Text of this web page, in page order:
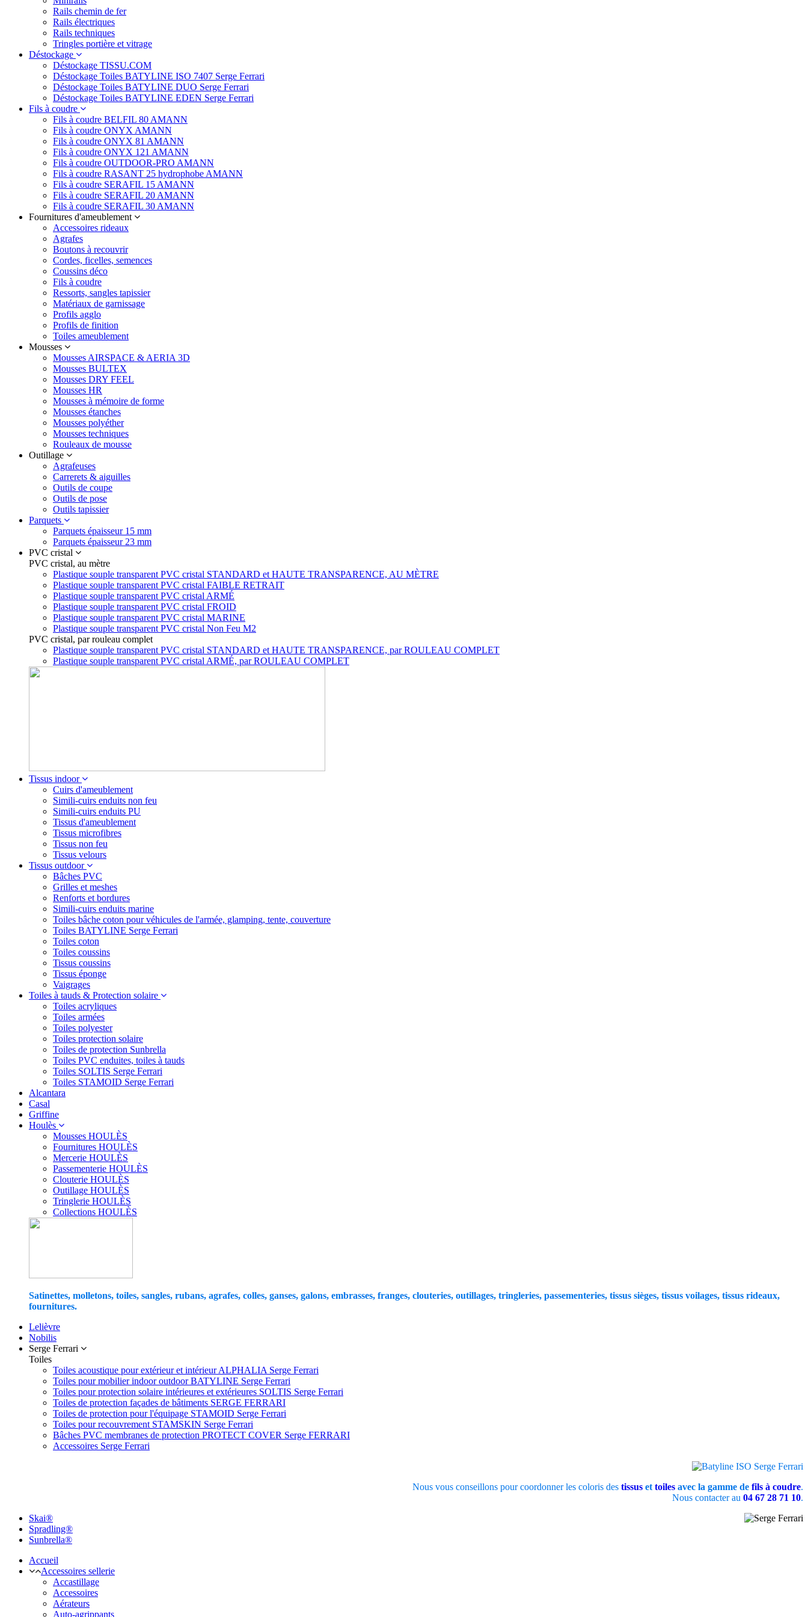
Rails chemin de fer
Rails électriques
Rails techniques
Tringles portière et vitrage
Déstockage
Déstockage TISSU.COM
Déstockage Toiles BATYLINE ISO 7407 Serge Ferrari
Déstockage Toiles BATYLINE DUO Serge Ferrari
Déstockage Toiles BATYLINE EDEN Serge Ferrari
Fils à coudre
Fils à coudre BELFIL 80 AMANN
Fils à coudre ONYX AMANN
Fils à coudre ONYX 81 AMANN
Fils à coudre ONYX 121 AMANN
Fils à coudre OUTDOOR-PRO AMANN
Fils à coudre RASANT 25 hydrophobe AMANN
Fils à coudre SERAFIL 15 AMANN
Fils à coudre SERAFIL 20 AMANN
Fils à coudre SERAFIL 30 AMANN
Fournitures d'ameublement
Accessoires rideaux
Agrafes
Boutons à recouvrir
Cordes, ficelles, semences
Coussins déco
Fils à coudre
Ressorts, sangles tapissier
Matériaux de garnissage
Profils agglo
Profils de finition
Toiles ameublement
Mousses
Mousses AIRSPACE & AERIA 3D
Mousses BULTEX
Mousses DRY FEEL
Mousses HR
Mousses à mémoire de forme
Mousses étanches
Mousses polyéther
Mousses techniques
Rouleaux de mousse
Outillage
Agrafeuses
Carrerets & aiguilles
Outils de coupe
Outils de pose
Outils tapissier
Parquets
Parquets épaisseur 15 mm
Parquets épaisseur 23 mm
PVC cristal
PVC cristal, au mètre
Plastique souple transparent PVC cristal STANDARD et HAUTE TRANSPARENCE, AU MÈTRE
Plastique souple transparent PVC cristal FAIBLE RETRAIT
Plastique souple transparent PVC cristal ARMÉ
Plastique souple transparent PVC cristal FROID
Plastique souple transparent PVC cristal MARINE
Plastique souple transparent PVC cristal Non Feu M2
PVC cristal, par rouleau complet
Plastique souple transparent PVC cristal STANDARD et HAUTE TRANSPARENCE, par ROULEAU COMPLET
Plastique souple transparent PVC cristal ARMÉ, par ROULEAU COMPLET
Tissus indoor
Cuirs d'ameublement
Simili-cuirs enduits non feu
Simili-cuirs enduits PU
Tissus d'ameublement
Tissus microfibres
Tissus non feu
Tissus velours
Tissus outdoor
Bâches PVC
Grilles et meshes
Renforts et bordures
Simili-cuirs enduits marine
Toiles bâche coton pour véhicules de l'armée, glamping, tente, couverture
Toiles BATYLINE Serge Ferrari
Toiles coton
Toiles coussins
Tissus coussins
Tissus éponge
Vaigrages
Toiles à tauds & Protection solaire
Toiles acryliques
Toiles armées
Toiles polyester
Toiles protection solaire
Toiles de protection Sunbrella
Toiles PVC enduites, toiles à tauds
Toiles SOLTIS Serge Ferrari
Toiles STAMOID Serge Ferrari
Alcantara
Casal
Griffine
Houlès
Mousses HOULÈS
Fournitures HOULÈS
Mercerie HOULÈS
Passementerie HOULÈS
Clouterie HOULÈS
Outillage HOULÈS
Tringlerie HOULÈS
Collections HOULÈS
Satinettes, molletons, toiles, sangles, rubans, agrafes, colles, ganses, galons, embrasses, franges, clouteries, outillages, tringleries, passementeries, tissus sièges, tissus voilages, tissus rideaux,
fournitures.
Lelièvre
Nobilis
Serge Ferrari
Toiles
Toiles acoustique pour extérieur et intérieur ALPHALIA Serge Ferrari
Toiles pour mobilier indoor outdoor BATYLINE Serge Ferrari
Toiles pour protection solaire intérieures et extérieures SOLTIS Serge Ferrari
Toiles de protection façades de bâtiments SERGE FERRARI
Toiles de protection pour l'équipage STAMOID Serge Ferrari
Toiles pour recouvrement STAMSKIN Serge Ferrari
Bâches PVC membranes de protection PROTECT COVER Serge FERRARI
Accessoires Serge Ferrari
Nous vous conseillons pour coordonner les coloris des tissus et toiles avec la gamme de fils à coudre.
Nous contacter au 04 67 28 71 10.
Skai®
Spradling®
Sunbrella®
Accueil
Accessoires sellerie
Accastillage
Accessoires
Aérateurs
Auto-agrippants